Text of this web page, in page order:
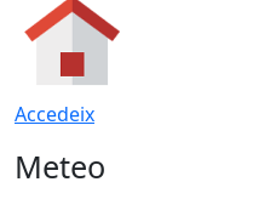
Accedeix
Meteo